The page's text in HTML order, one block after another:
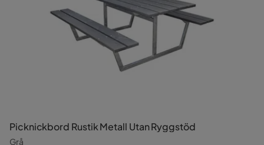
Picknickbord Rustik Metall Utan Ryggstöd
Grå